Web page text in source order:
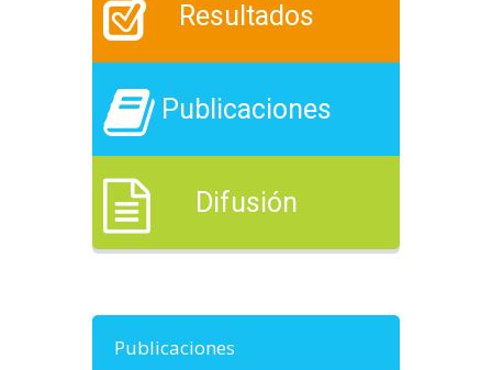
Resultados
Publicaciones
Difusión
Publicaciones